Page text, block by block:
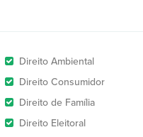
Direito Ambiental
Direito Consumidor
Direito de Família
Direito Eleitoral